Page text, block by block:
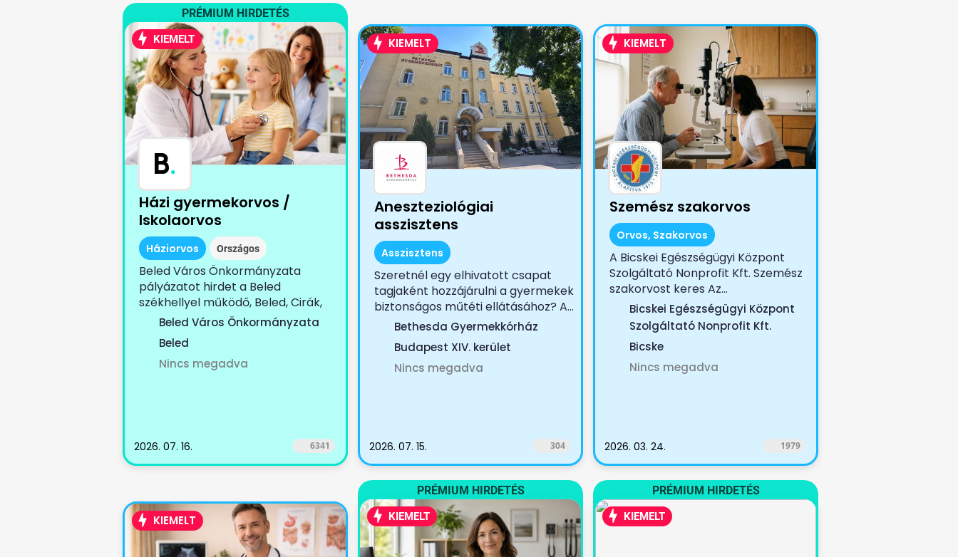
PRÉMIUM HIRDETÉS
KIEMELT
B.
Házi gyermekorvos /
Iskolaorvos
Háziorvos Országos
Beled Város Önkormányzata
pályázatot hirdet a Beled
székhellyel működő, Beled, Cirák,
Dénesfa, Edve,...
Beled Város Önkormányzata
Beled
Nincs megadva
2026. 07. 16. 6341
KIEMELT
Aneszteziológiai
asszisztens
Asszisztens
Szeretnél egy elhivatott csapat
tagjaként hozzájárulni a gyermekek
biztonságos műtéti ellátásához? A...
Bethesda Gyermekkórház
Budapest XIV. kerület
Nincs megadva
2026. 07. 15. 304
KIEMELT
Szemész szakorvos
Orvos, Szakorvos
A Bicskei Egészségügyi Központ
Szolgáltató Nonprofit Kft. Szemész
szakorvost keres Az...
Bicskei Egészségügyi Központ
Szolgáltató Nonprofit Kft.
Bicske
Nincs megadva
2026. 03. 24. 1979
KIEMELT
PRÉMIUM HIRDETÉS
KIEMELT
PRÉMIUM HIRDETÉS
KIEMELT